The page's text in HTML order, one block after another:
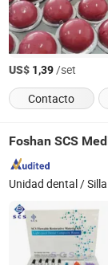
US$ 1,39/set
Contacto
Foshan SCS